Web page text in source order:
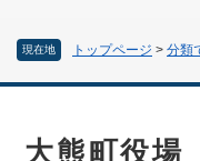
現在地 トップページ > 分類
大熊町役場